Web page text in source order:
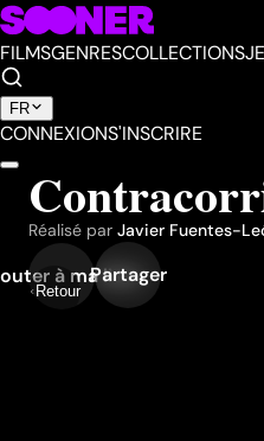
FILMSGENRESCOLLECTIONS
FR
CONNEXIONS'INSCRIRE
Retour
Réalisé par Javier Fuentes-
à ma liste
Partager